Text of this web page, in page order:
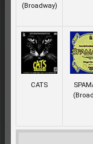
(Broadway)
CATS